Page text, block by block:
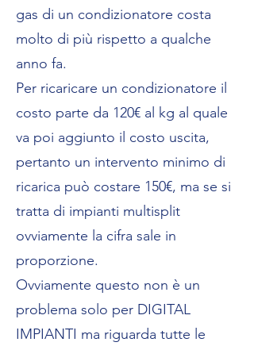
gas di un condizionatore costa
molto di più rispetto a qualche
anno fa.
Per ricaricare un condizionatore il
costo parte da 120€ al kg al quale
va poi aggiunto il costo uscita,
pertanto un intervento minimo di
ricarica può costare 150€, ma se si
tratta di impianti multisplit
ovviamente la cifra sale in
proporzione.
Ovviamente questo non è un
problema solo per DIGITAL
IMPIANTI ma riguarda tutte le